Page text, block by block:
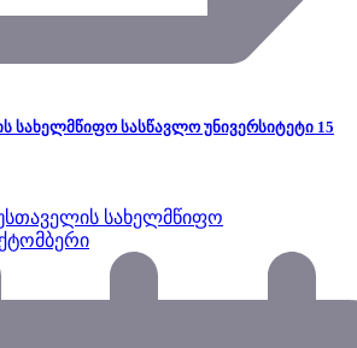
სახელმწიფო სასწავლო უნივერსიტეტი 15